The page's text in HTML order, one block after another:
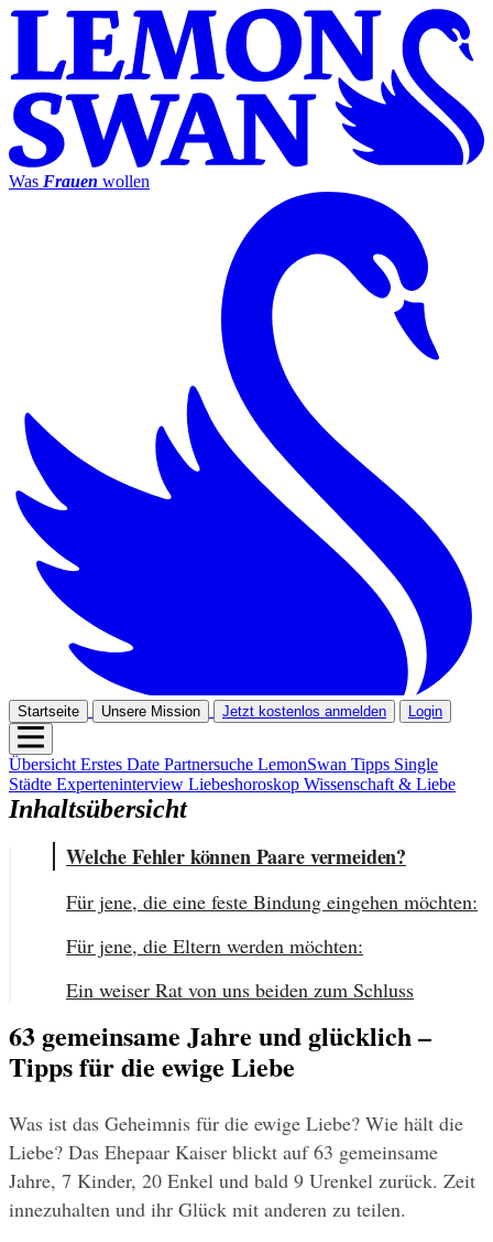
Was Frauen wollen
Startseite Unsere Mission Jetzt kostenlos anmelden Login
ÜbersichtErstes Date Partnersuche LemonSwan Tipps Single
Städte Experteninterview Liebeshoroskop Wissenschaft & Liebe
Inhaltsübersicht
Welche Fehler können Paare vermeiden?
Für jene, die eine feste Bindung eingehen möchten:
Für jene, die Eltern werden möchten:
Ein weiser Rat von uns beiden zum Schluss
63 gemeinsame Jahre und glücklich –
Tipps für die ewige Liebe
Was ist das Geheimnis für die ewige Liebe? Wie hält die
Liebe? Das Ehepaar Kaiser blickt auf 63 gemeinsame
Jahre, 7 Kinder, 20 Enkel und bald 9 Urenkel zurück. Zeit
innezuhalten und ihr Glück mit anderen zu teilen.